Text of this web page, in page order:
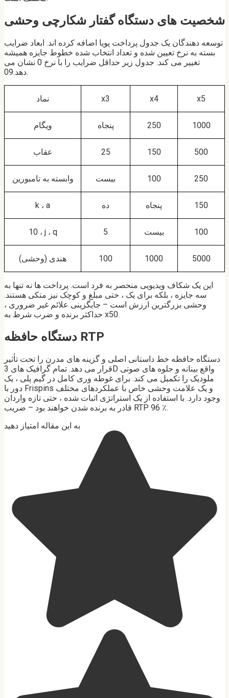
شخصیت های دستگاه گفتار شکارچی وحشی
توسعه دهندگان یک جدول پرداخت پویا اضافه کرده اند. ابعاد ضرایب
بسته به نرخ تعیین شده و تعداد انتخاب شده خطوط جایزه همیشه
تغییر می کند. جدول زیر حداقل ضرایب را با نرخ 0 نشان می
دهد.09.
نماد x3 x4 x5
ویگام پنجاه 250 1000
عقاب 25 150 500
وابسته به تامبورین بیست 100 250
k ، a ده پنجاه 150
10 ، j ، q 5 بیست 100
هندی (وحشی) 100 1000 5000
این یک شکاف ویدیویی منحصر به فرد است. پرداخت ها نه تنها به
سه جایزه ، بلکه برای یک ، حتی مبلغ و کوچک نیز متکی هستند.
وحشی بزرگترین ارزش است – جایگزینی علائم غیر ضروری ،
حداکثر برنده و ضرب شرط به x50.
دستگاه حافظه RTP
دستگاه حافظه خط داستانی اصلی و گزینه های مدرن را تحت تأثیر
قرار می دهد. تمام گرافیک های 3D واقع بینانه و جلوه های صوتی
ملودیک را تکمیل می کند. برای غوطه وری کامل در گیم پلی ، یک
دور با Frispins و یک علامت وحشی خاص با عملکردهای مختلف
وجود دارد. با استفاده از یک استراتژی اثبات شده ، حتی تازه واردان
قادر به برنده شدن خواهند بود – ضریب RTP 96 ٪.
به این مقاله امتیاز دهید